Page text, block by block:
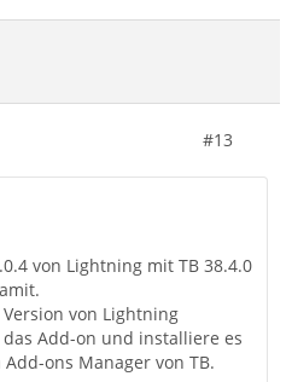
#13
von Lightning mit TB 38.4.0
von Lightning
Add-on und installiere es
ons Manager von TB.